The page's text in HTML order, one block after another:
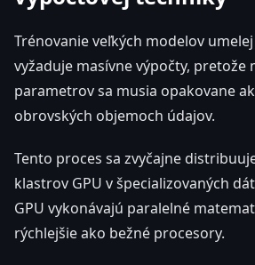
Trénovanie veľkých modelov
vyžaduje masívne výpočty, pretože
parametrov sa musia opakovane
obrovských objemoch údajov.
Tento proces sa zvyčajne
klastrov GPU v špecializovaných
GPU vykonávajú paralelné
rýchlejšie ako bežné procesory.